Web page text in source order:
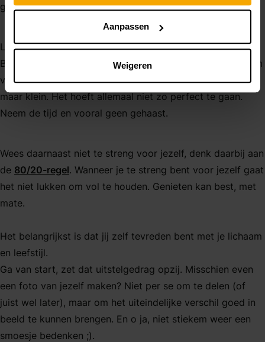
Aanpassen
Weigeren
goed voor ogen.
Let wel: elk lichaam is anders en zal ook anders reageren.
Bij de één gaat het sneller dan bij de ander. Geniet daarom
van ieder onsje die je kwijtraakt, vier elk succes, al is het
maar klein. Het hoeft allemaal niet zo perfect te gaan.
Neem de tijd en vooral geen gehaast.
Wees daarnaast niet te streng voor jezelf, denk daarbij aan
de 80/20-regel. Wanneer je te streng bent voor jezelf gaat
het niet lukken om vol te houden. Genieten kan best, met
mate.
Het belangrijkst is dat jij zelf tevreden bent met je lichaam
en leefstijl.
Ga van start, zet dat uitstelgedrag opzij. Misschien even
een foto van jezelf maken? Niet per se om te delen (of
juist wel later), maar om het uiteindelijke verschil goed in
beeld te kunnen brengen. En o ja, niet stiekem weer een
smoesje bedenken ;).